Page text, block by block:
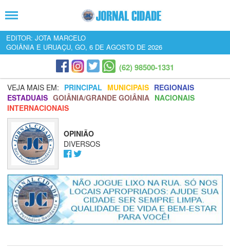
EDITOR: JOTA MARCELO
GOIÂNIA E URUAÇU, GO, 6 DE AGOSTO DE 2026
(62) 98500-1331
VEJA MAIS EM: PRINCIPAL MUNICIPAIS REGIONAIS
ESTADUAIS GOIÂNIA/GRANDE GOIÂNIA NACIONAIS
INTERNACIONAIS
OPINIÃO
DIVERSOS